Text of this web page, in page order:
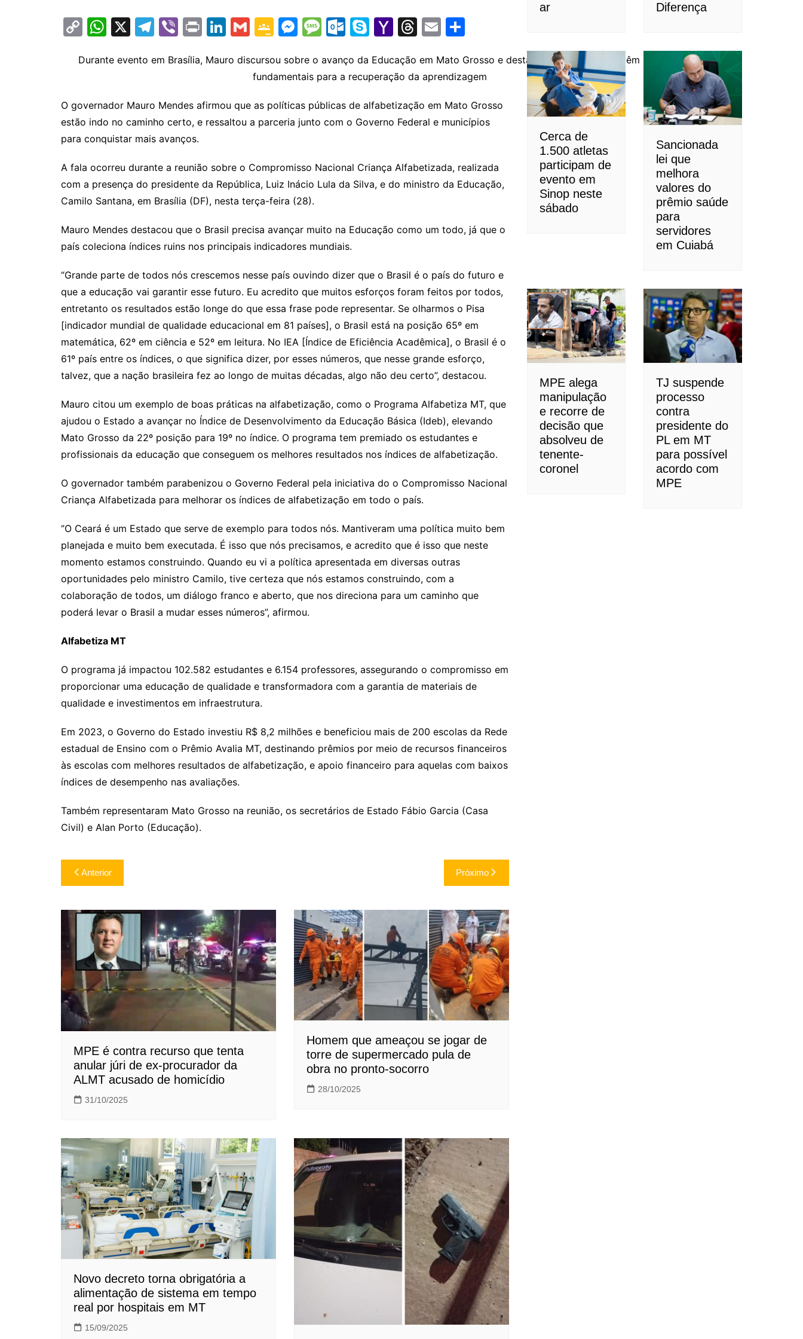
C
p
Li
n
k
W
at
A
p
p
X
T
e
a
m
Vi
er
Pr
t
Li
k
dI
n
G
ai
l
G
o
gl
e
Cl
s
sr
o
m
M
s
s
e
n
er
M
s
s
a
g
O
lo
o
k.
c
m
S
y
p
e
Y
h
o
o
M
l
T
e
a
d
s
E
ai
l
ar
e
Durante evento em Brasília, Mauro discursou sobre o avanço da Educação em Mato Grosso e destacou programas que têm sido
fundamentais para a recuperação da aprendizagem
O governador Mauro Mendes afirmou que as políticas públicas de alfabetização em Mato Grosso
estão indo no caminho certo, e ressaltou a parceria junto com o Governo Federal e municípios
para conquistar mais avanços.
A fala ocorreu durante a reunião sobre o Compromisso Nacional Criança Alfabetizada, realizada
com a presença do presidente da República, Luiz Inácio Lula da Silva, e do ministro da Educação,
Camilo Santana, em Brasília (DF), nesta terça-feira (28).
Mauro Mendes destacou que o Brasil precisa avançar muito na Educação como um todo, já que o
país coleciona índices ruins nos principais indicadores mundiais.
“Grande parte de todos nós crescemos nesse país ouvindo dizer que o Brasil é o país do futuro e
que a educação vai garantir esse futuro. Eu acredito que muitos esforços foram feitos por todos,
entretanto os resultados estão longe do que essa frase pode representar. Se olharmos o Pisa
[indicador mundial de qualidade educacional em 81 países], o Brasil está na posição 65º em
matemática, 62º em ciência e 52º em leitura. No IEA [Índice de Eficiência Acadêmica], o Brasil é o
61º país entre os índices, o que significa dizer, por esses números, que nesse grande esforço,
talvez, que a nação brasileira fez ao longo de muitas décadas, algo não deu certo”, destacou.
Mauro citou um exemplo de boas práticas na alfabetização, como o Programa Alfabetiza MT, que
ajudou o Estado a avançar no Índice de Desenvolvimento da Educação Básica (Ideb), elevando
Mato Grosso da 22º posição para 19º no índice. O programa tem premiado os estudantes e
profissionais da educação que conseguem os melhores resultados nos índices de alfabetização.
O governador também parabenizou o Governo Federal pela iniciativa do o Compromisso Nacional
Criança Alfabetizada para melhorar os índices de alfabetização em todo o país.
‘’O Ceará é um Estado que serve de exemplo para todos nós. Mantiveram uma política muito bem
planejada e muito bem executada. É isso que nós precisamos, e acredito que é isso que neste
momento estamos construindo. Quando eu vi a política apresentada em diversas outras
oportunidades pelo ministro Camilo, tive certeza que nós estamos construindo, com a
colaboração de todos, um diálogo franco e aberto, que nos direciona para um caminho que
poderá levar o Brasil a mudar esses números”, afirmou.
Alfabetiza MT
O programa já impactou 102.582 estudantes e 6.154 professores, assegurando o compromisso em
proporcionar uma educação de qualidade e transformadora com a garantia de materiais de
qualidade e investimentos em infraestrutura.
Em 2023, o Governo do Estado investiu R$ 8,2 milhões e beneficiou mais de 200 escolas da Rede
estadual de Ensino com o Prêmio Avalia MT, destinando prêmios por meio de recursos financeiros
às escolas com melhores resultados de alfabetização, e apoio financeiro para aquelas com baixos
índices de desempenho nas avaliações.
Também representaram Mato Grosso na reunião, os secretários de Estado Fábio Garcia (Casa
Civil) e Alan Porto (Educação).
Navegação
de
Post
Anterior Próximo
MPE é contra recurso que tenta
anular júri de ex-procurador da
ALMT acusado de homicídio
31/10/2025
Homem que ameaçou se jogar de
torre de supermercado pula de
obra no pronto-socorro
28/10/2025
Novo decreto torna obrigatória a
alimentação de sistema em tempo
real por hospitais em MT
15/09/2025
ar Diferença
Cerca de
1.500 atletas
participam de
evento em
Sinop neste
sábado
Sancionada
lei que
melhora
valores do
prêmio saúde
para
servidores
em Cuiabá
MPE alega
manipulação
e recorre de
decisão que
absolveu de
tenente-
coronel
TJ suspende
processo
contra
presidente do
PL em MT
para possível
acordo com
MPE